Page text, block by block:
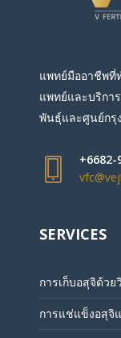
แพทย์มืออาชีพที่
แพทย์และบริกา
พันธุ์และศูนย์กรุ
+6682-
SERVICES
การเก็บอสุจิด้วย
การแช่แข็งอสุจิ